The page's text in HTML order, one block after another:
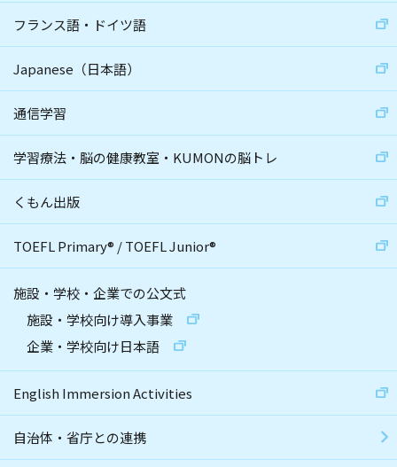
フランス語・ドイツ語
Japanese（日本語）
通信学習
学習療法・脳の健康教室・KUMONの脳トレ
くもん出版
TOEFL Primary® /TOEFL Junior®
施設・学校・企業での公文式
施設・学校向け導入事業
企業・学校向け日本語
English Immersion Activities
自治体・省庁との連携